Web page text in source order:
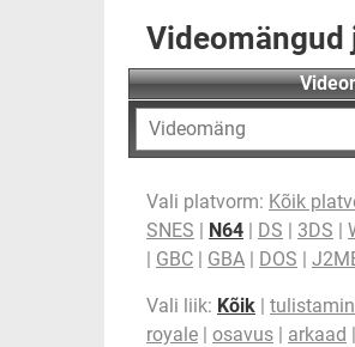
Videomängud
Vali platvorm: Kõik
SNES | N64 | DS | 3DS |
| GBC | GBA | DOS |
Vali liik: Kõik |
royale | osavus | arkaad |